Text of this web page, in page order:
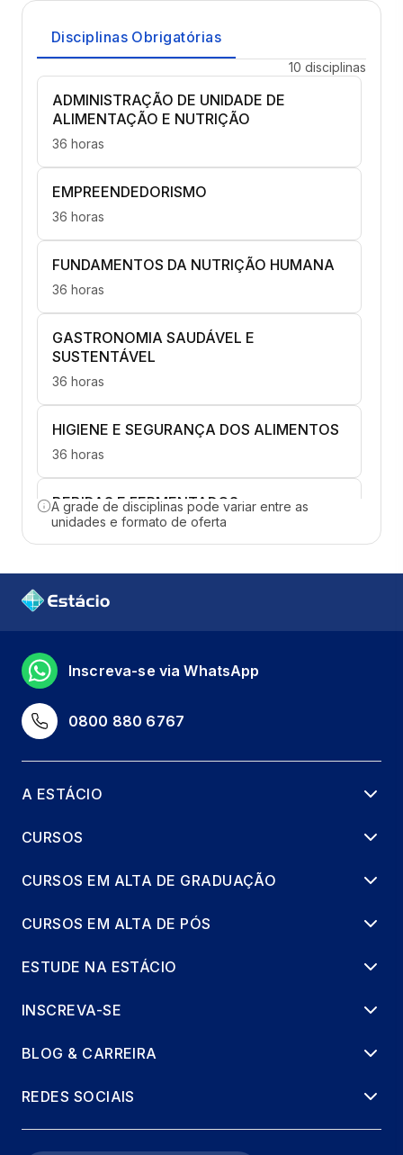
Disciplinas Obrigatórias
10 disciplinas
ADMINISTRAÇÃO DE UNIDADE DE
ALIMENTAÇÃO E NUTRIÇÃO
36 horas
EMPREENDEDORISMO
36 horas
FUNDAMENTOS DA NUTRIÇÃO HUMANA
36 horas
GASTRONOMIA SAUDÁVEL E
SUSTENTÁVEL
36 horas
HIGIENE E SEGURANÇA DOS ALIMENTOS
36 horas
BEBIDAS E FERMENTADOS
36 horas
CHOCOLATE E CONFISERIE
36 horas
36 horas
NUTRIÇÃO VEGETARIANA
PANIFICAÇÃO TRADICIONAL
A grade de disciplinas pode variar entre as
unidades e formato de oferta
0800 880 6767
Inscreva-se via WhatsApp
A ESTÁCIO
CURSOS
CURSOS EM ALTA DE GRADUAÇÃO
CURSOS EM ALTA DE PÓS
ESTUDE NA ESTÁCIO
INSCREVA-SE
BLOG & CARREIRA
REDES SOCIAIS